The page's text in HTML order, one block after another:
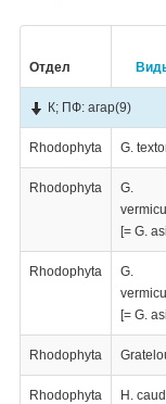
Отдел
К; ПФ: агар(9)
Rhodophyta G.
Rhodophyta
G.
[= G.
Rhodophyta
G.
[= G.
Rhodophyta
Rhodophyta
H.